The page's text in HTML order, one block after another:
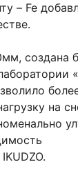
– Fe
создана
на